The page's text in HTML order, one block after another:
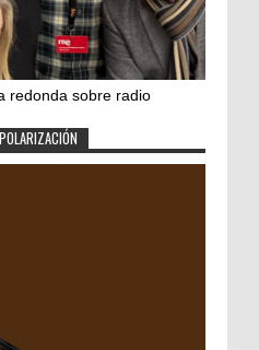
redonda sobre radio